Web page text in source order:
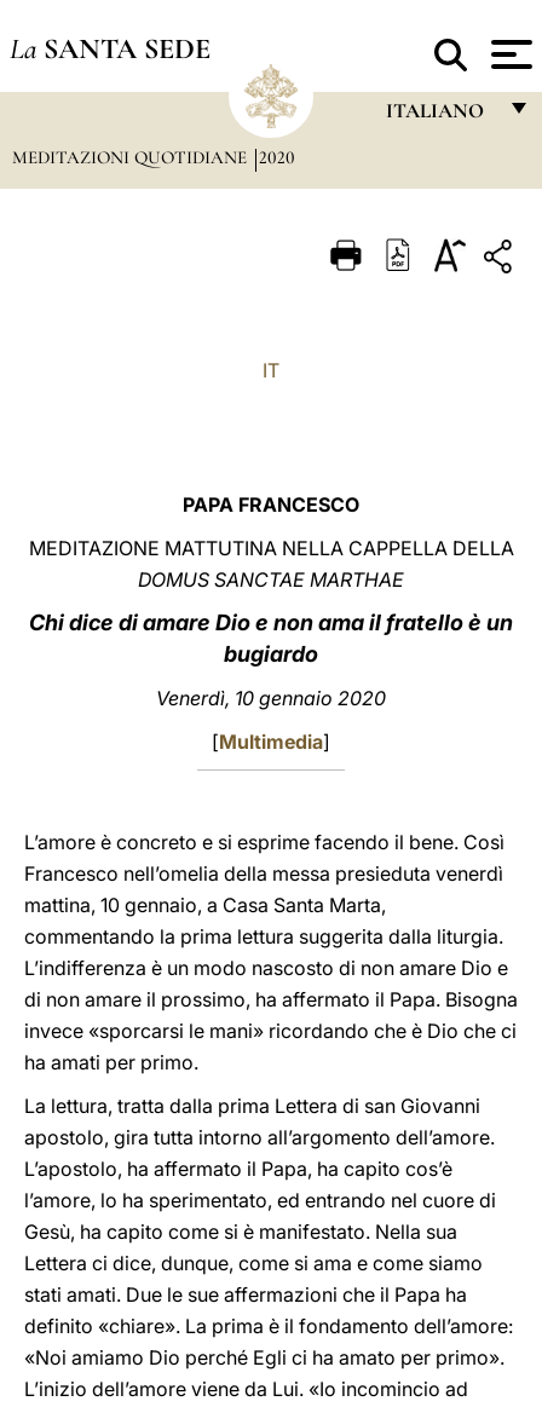
La SANTA SEDE
ITALIANO
ITALIANO
中文
LATINE
MEDITAZIONI QUOTIDIANE 2020
IT
PAPA FRANCESCO
MEDITAZIONE MATTUTINA NELLA CAPPELLA DELLA
DOMUS SANCTAE MARTHAE
Chi dice di amare Dio e non ama il fratello è un
bugiardo
Venerdì, 10 gennaio 2020
[Multimedia]
L’amore è concreto e si esprime facendo il bene. Così
Francesco nell’omelia della messa presieduta venerdì
mattina, 10 gennaio, a Casa Santa Marta,
commentando la prima lettura suggerita dalla liturgia.
L’indifferenza è un modo nascosto di non amare Dio e
di non amare il prossimo, ha affermato il Papa. Bisogna
invece «sporcarsi le mani» ricordando che è Dio che ci
ha amati per primo.
La lettura, tratta dalla prima Lettera di san Giovanni
apostolo, gira tutta intorno all’argomento dell’amore.
L’apostolo, ha affermato il Papa, ha capito cos’è
l’amore, lo ha sperimentato, ed entrando nel cuore di
Gesù, ha capito come si è manifestato. Nella sua
Lettera ci dice, dunque, come si ama e come siamo
stati amati. Due le sue affermazioni che il Papa ha
definito «chiare». La prima è il fondamento dell’amore:
«Noi amiamo Dio perché Egli ci ha amato per primo».
L’inizio dell’amore viene da Lui. «Io incomincio ad